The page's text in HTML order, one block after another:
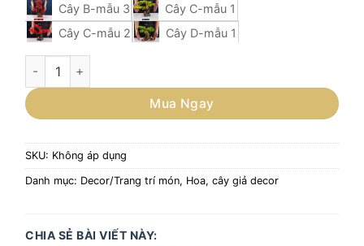
Cây B-mẫu 3
Cây C-mẫu 1
Cây C-mẫu 2
Cây D-mẫu 1
Cây D-mẫu 2
CÀNH CÂY GIẢ TRANG TRÍ MÓN NHẬT, CÂY GIẢ TRANG
Mua Ngay
SKU: Không áp dụng
Danh mục: Decor/Trang trí món, Hoa, cây giả decor
CHIA SẺ BÀI VIẾT NÀY: